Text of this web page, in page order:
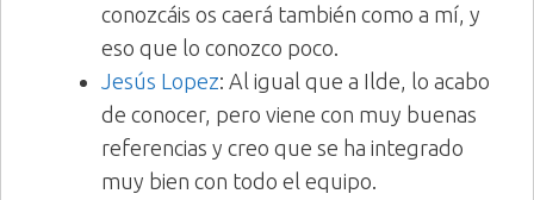
conozcáis os caerá también como a mí, y
eso que lo conozco poco.
Jesús Lopez: Al igual que a Ilde, lo acabo
de conocer, pero viene con muy buenas
referencias y creo que se ha integrado
muy bien con todo el equipo.